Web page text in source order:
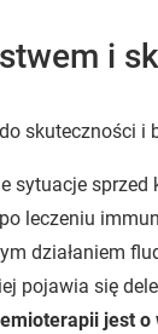
i
skuteczności i
sytuacje
leczeniu
działaniem
pojawia się
jest